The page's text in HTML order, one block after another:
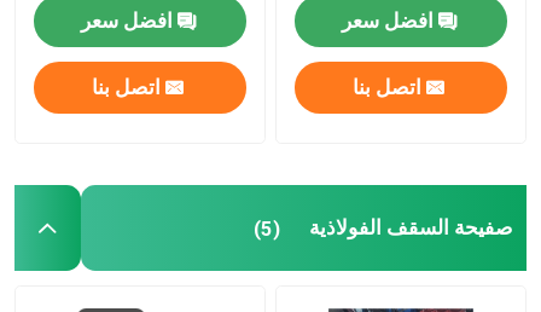
افضل سعر
اتصل بنا
افضل سعر
اتصل بنا
صفيحة السقف الفولاذية (5)